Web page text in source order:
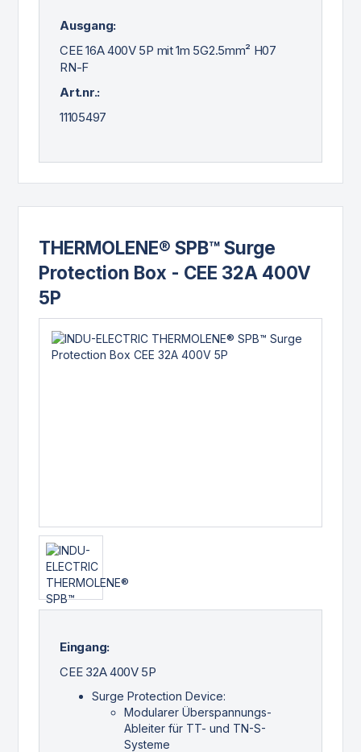
Ausgang:
CEE 16A 400V 5P mit 1m 5G2.5mm² H07
RN-F
Art.nr.:
11105497
THERMOLENE® SPB™ Surge
Protection Box - CEE 32A 400V
5P
Eingang:
CEE 32A 400V 5P
Surge Protection Device:
Modularer Überspannungs-
Ableiter für TT- und TN-S-
Systeme